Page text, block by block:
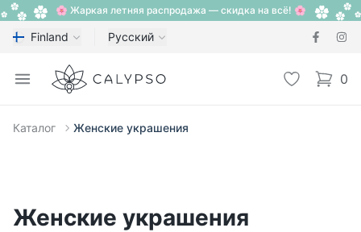
🌸 Жаркая летняя распродажа — скидка на всё! 🌸
Finland Русский
Open menu
Calypso Избранное
0
items
Каталог Женские украшения
Женские украшения